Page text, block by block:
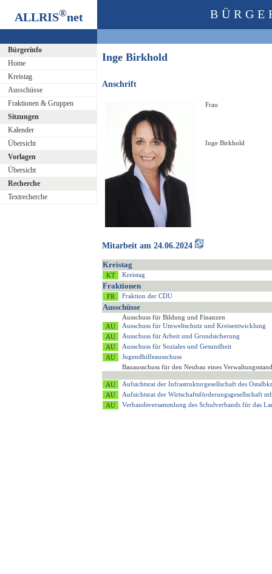
ALLRIS®net
Bürgerinfo
Home
Kreistag
Ausschüsse
Fraktionen & Gruppen
Sitzungen
Kalender
Übersicht
Vorlagen
Übersicht
Recherche
Textrecherche
Inge Birkhold
Anschrift
Frau
Inge Birkhold
Mitarbeit am 24.06.2024
Kreistag
Kreistag
Fraktionen
Fraktion der CDU
Ausschüsse
Ausschuss für Bildung und Finanzen
Ausschuss für Umweltschutz und Kreisentwicklung
Ausschuss für Arbeit und Grundsicherung
Ausschuss für Soziales und Gesundheit
Jugendhilfeausschuss
Bauausschuss für den Neubau eines
Aufsichtsrat der Infrastrukturgesellschaft des
Aufsichtsrat der Wirtschaftsförderungsgesellschaft
Verbandsversammlung des Schulverbands für das